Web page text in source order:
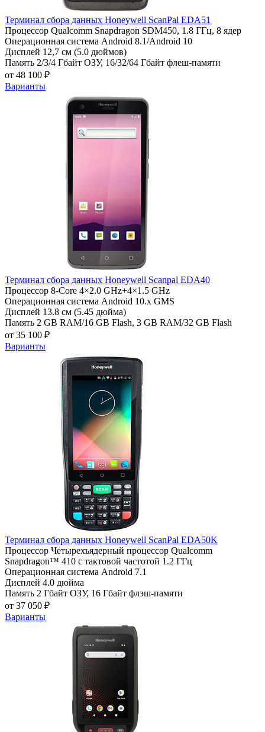
Терминал сбора данных Honeywell ScanPal EDA51
Процессор Qualcomm Snapdragon SDM450, 1.8 ГГц, 8 ядер
Операционная система Android 8.1/Android 10
Дисплей 12,7 см (5.0 дюймов)
Память 2/3/4 Гбайт ОЗУ, 16/32/64 Гбайт флеш-памяти
от 48 100 ₽
Варианты
Терминал сбора данных Honeywell Scanpal EDA40
Процессор 8-Core 4×2.0 GHz+4×1.5 GHz
Операционная система Android 10.x GMS
Дисплей 13.8 см (5.45 дюйма)
Память 2 GB RAM/16 GB Flash, 3 GB RAM/32 GB Flash
от 35 100 ₽
Варианты
Терминал сбора данных Honeywell ScanPal EDA50K
Процессор Четырехъядерный процессор Qualcomm
Snapdragon™ 410 с тактовой частотой 1.2 ГГц
Операционная система Android 7.1
Дисплей 4.0 дюйма
Память 2 Гбайт ОЗУ, 16 Гбайт флэш-памяти
от 37 050 ₽
Варианты